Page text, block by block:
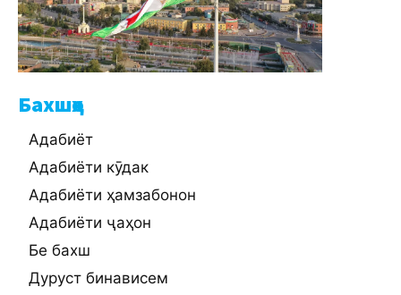
Бахшҳо
Адабиёт
Адабиёти кӯдак
Адабиёти ҳамзабонон
Адабиёти ҷаҳон
Бе бахш
Дуруст бинависем